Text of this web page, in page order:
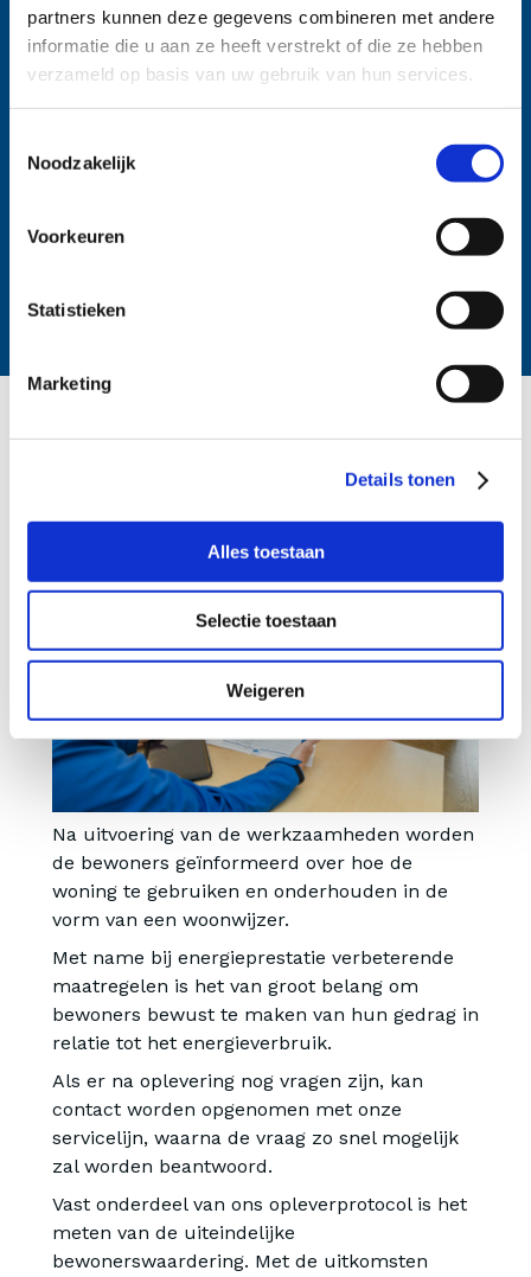
partners kunnen deze gegevens combineren met andere
informatie die u aan ze heeft verstrekt of die ze hebben
verzameld op basis van uw gebruik van hun services.
Noodzakelijk
Voorkeuren
Statistieken
Marketing
Details tonen
Alles toestaan
Selectie toestaan
Weigeren
begeleiding.
Oplevering en nazorg
Na uitvoering van de werkzaamheden worden
de bewoners geïnformeerd over hoe de
woning te gebruiken en onderhouden in de
vorm van een woonwijzer.
Met name bij energieprestatie verbeterende
maatregelen is het van groot belang om
bewoners bewust te maken van hun gedrag in
relatie tot het energieverbruik.
Als er na oplevering nog vragen zijn, kan
contact worden opgenomen met onze
servicelijn, waarna de vraag zo snel mogelijk
zal worden beantwoord.
Vast onderdeel van ons opleverprotocol is het
meten van de uiteindelijke
bewonerswaardering. Met de uitkomsten